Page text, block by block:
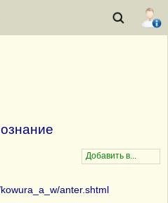
anter.shtml